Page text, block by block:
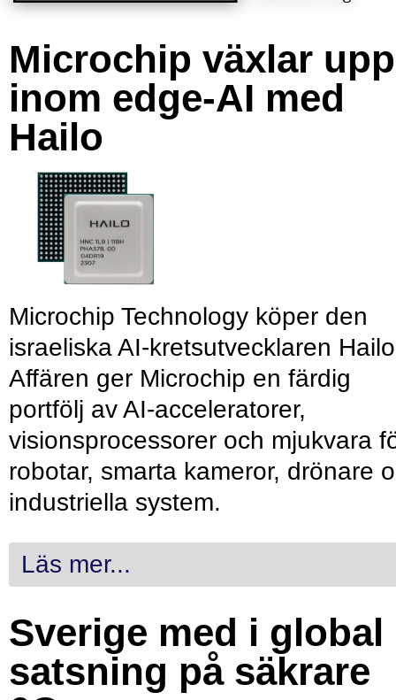
Microchip växlar upp
inom edge-AI med
Hailo
Microchip Technology köper den
israeliska AI-kretsutvecklaren
Affären ger Microchip en färdig
portfölj av AI-acceleratorer,
visionsprocessorer och mjukvara
robotar, smarta kameror, drönare
industriella system.
Läs mer...
Sverige med i global
satsning på säkrare